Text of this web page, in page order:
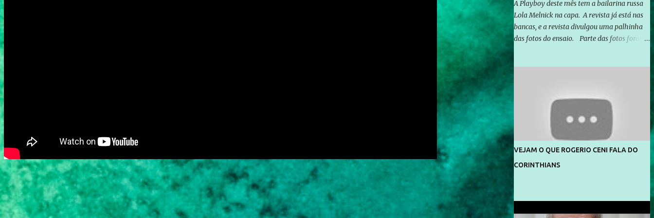
A Playboy deste mês tem a bailarina russa
Lola Melnick na capa. A revista já está nas
bancas, e a revista divulgou uma palhinha
das fotos do ensaio. Parte das fotos foram
divulga capa e primeiras fotos de Lola
Melnick - @aredacao
VEJAM O QUE ROGERIO CENI FALA DO
CORINTHIANS